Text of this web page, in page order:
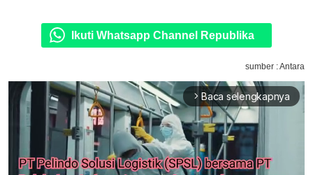
Ikuti Whatsapp Channel Republika
sumber : Antara
arrow_forward_ios Baca selengkapnya